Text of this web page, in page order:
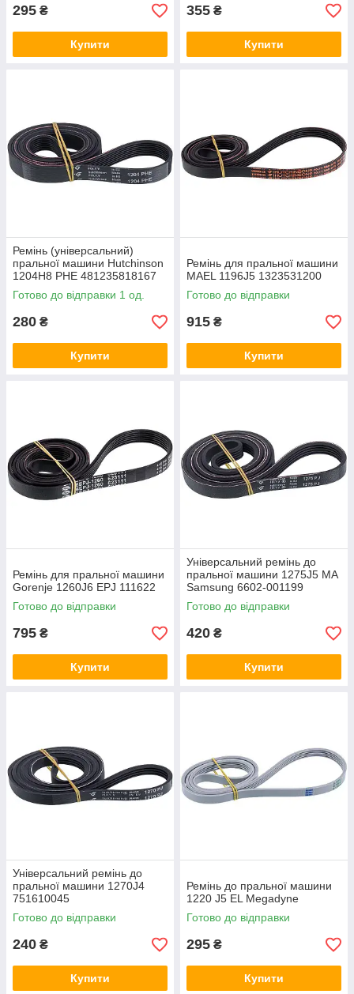
295 ₴
Купити
355 ₴
Купити
Ремінь (універсальний)
пральної машини Hutchinson
1204H8 PHE 481235818167
Готово до відправки 1 од.
280 ₴
Купити
Ремінь для пральної машини
MAEL 1196J5 1323531200
Готово до відправки
915 ₴
Купити
Ремінь для пральної машини
Gorenje 1260J6 EPJ 111622
Готово до відправки
795 ₴
Купити
Універсальний ремінь до
пральної машини 1275J5 MA
Samsung 6602-001199
Готово до відправки
420 ₴
Купити
Універсальний ремінь до
пральної машини 1270J4
751610045
Готово до відправки
240 ₴
Купити
Ремінь до пральної машини
1220 J5 EL Megadyne
Готово до відправки
295 ₴
Купити